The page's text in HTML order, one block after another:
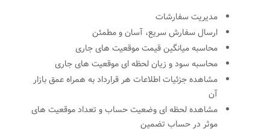
مدیریت سفارشات
ارسال سفارش سریع، آسان و مطمئن
محاسبه میانگین قیمت موقعیت های جاری
محاسبه سود و زیان لحظه ای موقعیت های جاری
مشاهده جزئیات اطلاعات هر قرارداد به همراه عمق بازار
آن
مشاهده لحظه ای وضعیت حساب و تعداد موقعیت های
موثر در حساب تضمین